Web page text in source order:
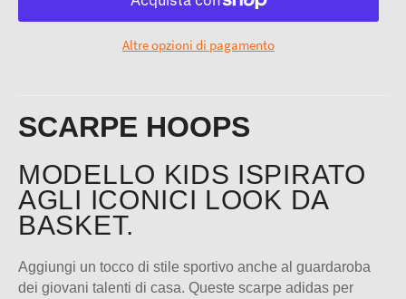
Altre opzioni di pagamento
SCARPE HOOPS
MODELLO KIDS ISPIRATO
AGLI ICONICI LOOK DA
BASKET.
Aggiungi un tocco di stile sportivo anche al guardaroba
dei giovani talenti di casa. Queste scarpe adidas per